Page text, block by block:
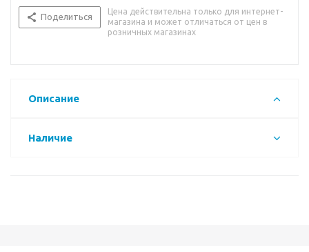
Поделиться
Цена действительна только для интернет-
магазина и может отличаться от цен в
розничных магазинах
Описание
Наличие